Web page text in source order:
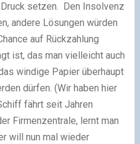
setzen. Den Insolvenz
andere Lösungen würden
auf Rückzahlung
ist, das man vielleicht auch
windige Papier überhaupt
dürfen. (Wir haben hier
fährt seit Jahren
Firmenzentrale, lernt man
will nun mal wieder